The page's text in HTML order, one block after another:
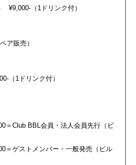
¥9,000-（1ドリンク付）
ア販売）
（1ドリンク付）
＝Club BBL会員・法人会員先行（ビ
＝ゲストメンバー・一般発売（ビル